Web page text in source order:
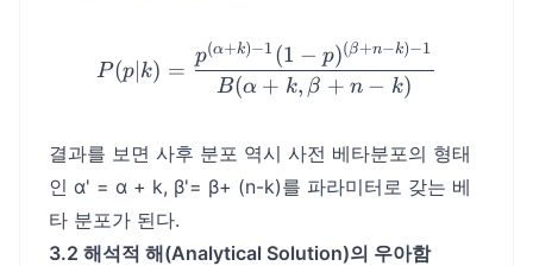
P(p|k) =
P(p∣ k) =
B(α + k, β + n − k)
p(α+k)−1 (1 − p)(β+n−k)−1
결과를 보면 사후 분포 역시 사전 베타분포의 형태
인 α' = α + k, β'= β+ (n-k)를 파라미터로 갖는 베
타 분포가 된다.
3.2 해석적 해(Analytical Solution)의 우아함